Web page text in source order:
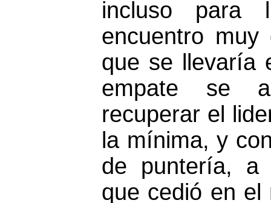
incluso para
encuentro muy
que se llevaría
empate se
recuperar el
la mínima, y
de puntería, a
que cedió en